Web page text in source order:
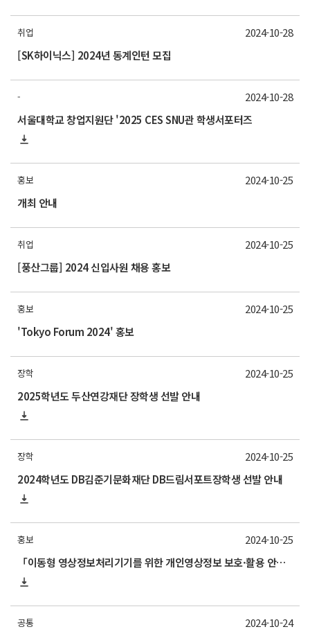
취업
[SK하이닉스] 2024년 동계인턴 모집
2024-10-28
-
서울대학교 창업지원단 '2025 CES SNU관 학생서포터즈
2024-10-28
홍보
개최 안내
2024-10-25
취업
[풍산그룹] 2024 신입사원 채용 홍보
2024-10-25
홍보
'Tokyo Forum 2024' 홍보
2024-10-25
장학
2025학년도 두산연강재단 장학생 선발 안내
2024-10-25
장학
2024학년도 DB김준기문화재단 DB드림서포트장학생 선발 안내
2024-10-25
홍보
「이동형 영상정보처리기기를 위한 개인영상정보 보호·활용 안내서」안내
2024-10-25
공통 2024-10-24